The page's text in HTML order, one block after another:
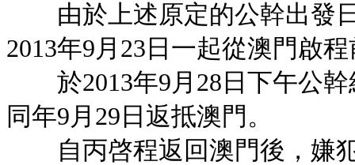
由於上述原定的公幹出發日
2013年9月23日一起從澳門啟
於2013年9月28日下午公幹
同年9月29日返抵澳門。
自丙啓程返回澳門後，嫌犯